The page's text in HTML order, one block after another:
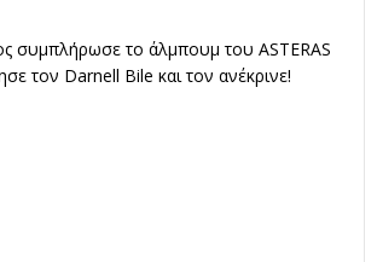
συμπλήρωσε το άλμπουμ του ASTERAS
τον Darnell Bile και τον ανέκρινε!